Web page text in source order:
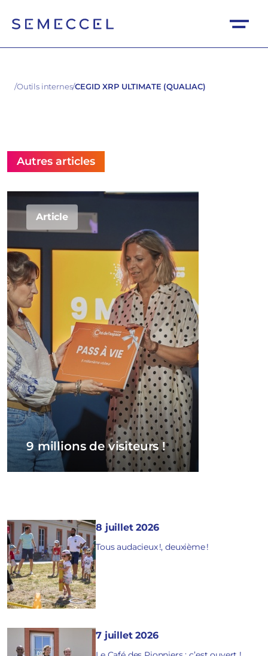
/Outils internes/CEGID XRP ULTIMATE (QUALIAC)
Autres articles
Article
9 millions de visiteurs !
8 juillet 2026
Tous audacieux !, deuxième !
7 juillet 2026